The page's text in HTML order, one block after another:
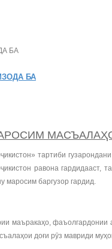
БА
тартиби
равона
маросим баргузор гардид.
маъракаҳо,
доғи рӯз мавриди